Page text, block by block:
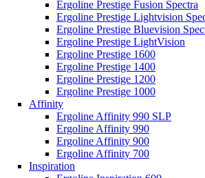
Ergoline Prestige Fusion Spectra
Ergoline Prestige Lightvision
Ergoline Prestige Bluevision
Ergoline Prestige LightVision
Ergoline Prestige 1600
Ergoline Prestige 1400
Ergoline Prestige 1200
Ergoline Prestige 1000
Affinity
Ergoline Affinity 990 SLP
Ergoline Affinity 990
Ergoline Affinity 900
Ergoline Affinity 700
Inspiration